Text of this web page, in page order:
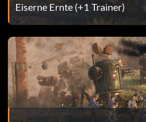
Eiserne Ernte (+1 Trainer)